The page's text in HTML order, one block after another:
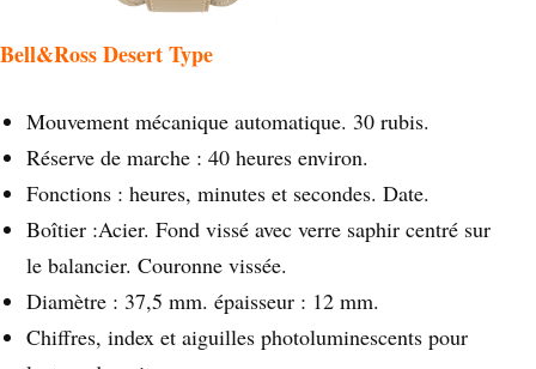
Bell&Ross Desert Type
Mouvement mécanique automatique. 30 rubis.
Réserve de marche : 40 heures environ.
Fonctions : heures, minutes et secondes. Date.
Boîtier :Acier. Fond vissé avec verre saphir centré sur
le balancier. Couronne vissée.
Diamètre : 37,5 mm. épaisseur : 12 mm.
Chiffres, index et aiguilles photoluminescents pour